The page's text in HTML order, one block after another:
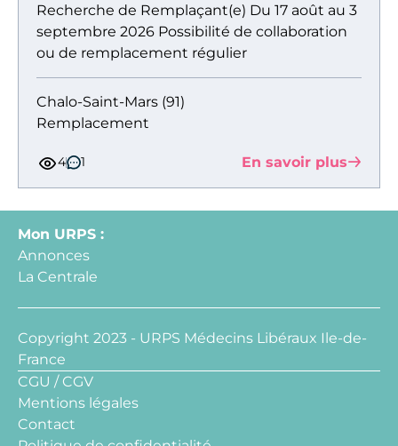
Recherche de Remplaçant(e) Du 17 août au 3
septembre 2026 Possibilité de collaboration
ou de remplacement régulier
Chalo-Saint-Mars (91)
Remplacement
4 1 En savoir plus
Mon URPS :
Annonces
La Centrale
Copyright 2023 - URPS Médecins Libéraux Ile-de-
France
CGU / CGV
Mentions légales
Contact